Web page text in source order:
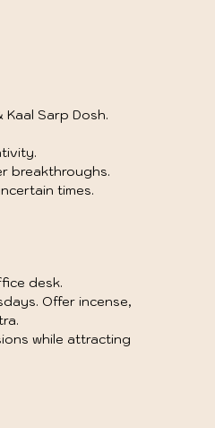
Sarp Dosh.
breakthroughs.
times.
desk.
Offer incense,
while attracting